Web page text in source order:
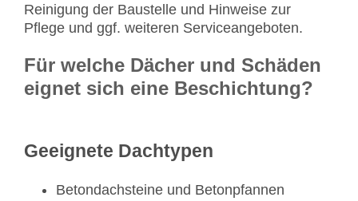
Reinigung der Baustelle und Hinweise zur
Pflege und ggf. weiteren Serviceangeboten.
Für welche Dächer und Schäden
eignet sich eine Beschichtung?
Geeignete Dachtypen
Betondachsteine und Betonpfannen